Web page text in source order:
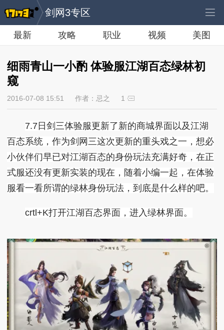
剑网3专区
最新 攻略 职业 视频 美图
细雨青山一小酌 体验服江湖百态绿林初
窥
2016-07-08 15:51 作者：忌之 1
7.7日剑三体验服更新了新的商城界面以及江湖
百态系统，作为剑网三这次更新的重头戏之一，想必
小伙伴们早已对江湖百态的身份玩法充满好奇，在正
式服还没有更新实装的现在，随着小编一起，在体验
服看一看所谓的绿林身份玩法，到底是什么样的吧。
crtl+K打开江湖百态界面，进入绿林界面。